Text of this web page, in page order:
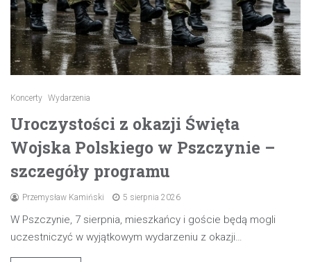
Koncerty Wydarzenia
Uroczystości z okazji Święta
Wojska Polskiego w Pszczynie –
szczegóły programu
Przemysław Kamiński 5 sierpnia 2026
W Pszczynie, 7 sierpnia, mieszkańcy i goście będą mogli
uczestniczyć w wyjątkowym wydarzeniu z okazji…